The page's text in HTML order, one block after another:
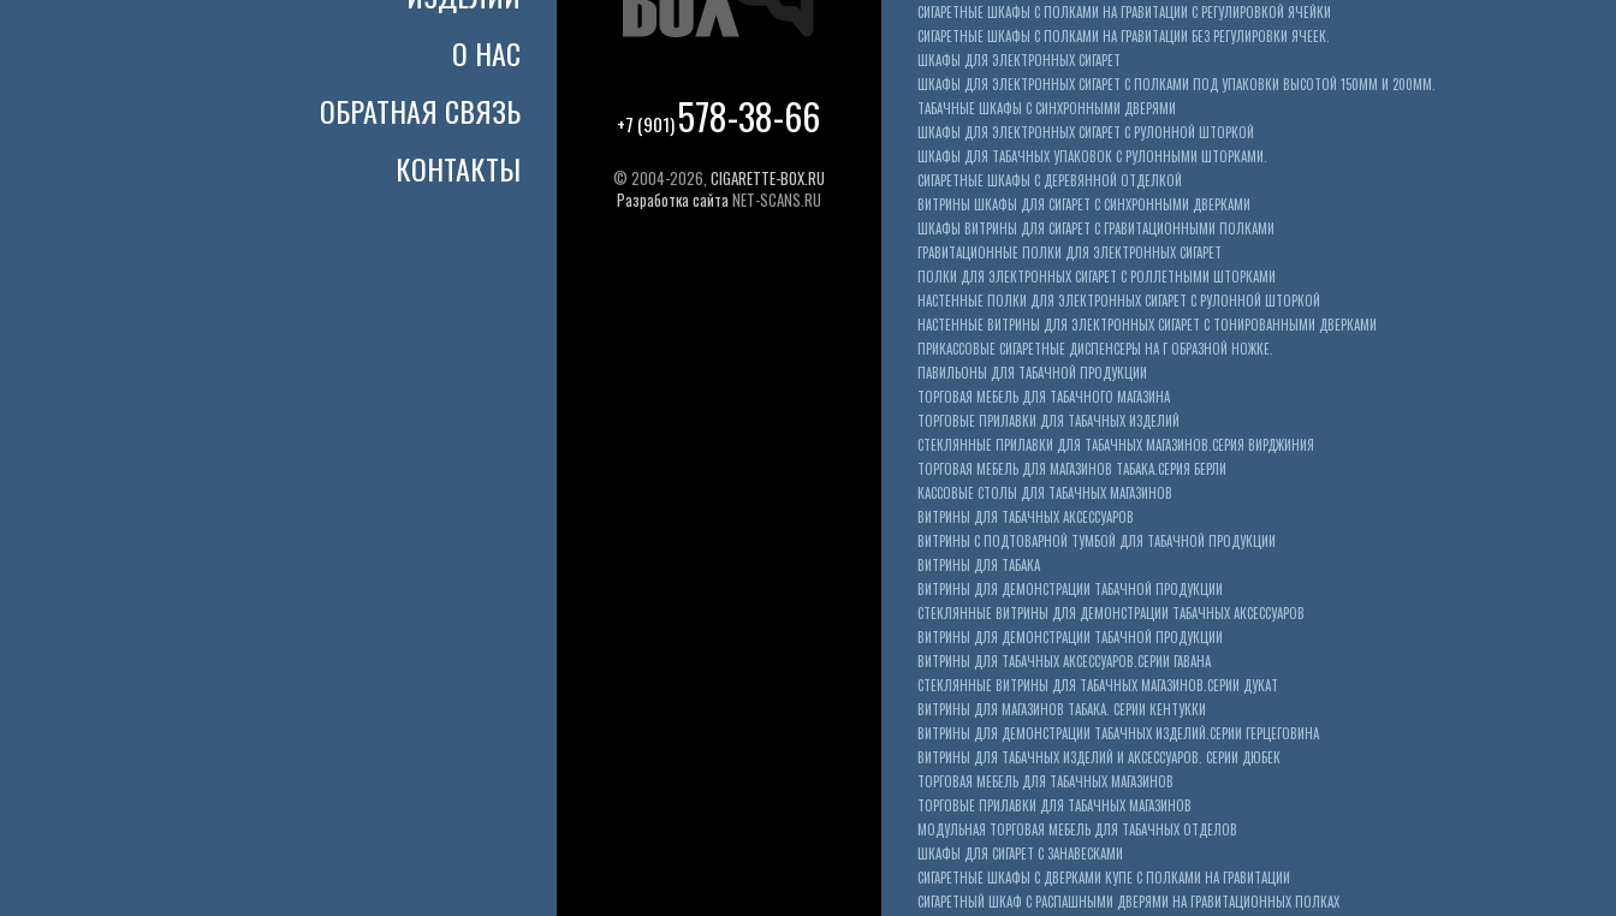
О НАС
ОБРАТНАЯ СВЯЗЬ
КОНТАКТЫ
+7 (901)578-38-66
© 2004-2026, CIGARETTE-BOX.RU
Разработка сайтаNET-SCANS.RU
СИГАРЕТНЫЕ ШКАФЫ С ПОЛКАМИ НА ГРАВИТАЦИИ С РЕГУЛИРОВКОЙ ЯЧЕЙКИ
СИГАРЕТНЫЕ ШКАФЫ С ПОЛКАМИ НА ГРАВИТАЦИИ БЕЗ РЕГУЛИРОВКИ ЯЧЕЕК.
ШКАФЫ ДЛЯ ЭЛЕКТРОННЫХ СИГАРЕТ
ШКАФЫ ДЛЯ ЭЛЕКТРОННЫХ СИГАРЕТ С ПОЛКАМИ ПОД УПАКОВКИ ВЫСОТОЙ 150ММ И 200ММ.
ТАБАЧНЫЕ ШКАФЫ С СИНХРОННЫМИ ДВЕРЯМИ
ШКАФЫ ДЛЯ ЭЛЕКТРОННЫХ СИГАРЕТ С РУЛОННОЙ ШТОРКОЙ
ШКАФЫ ДЛЯ ТАБАЧНЫХ УПАКОВОК С РУЛОННЫМИ ШТОРКАМИ.
СИГАРЕТНЫЕ ШКАФЫ С ДЕРЕВЯННОЙ ОТДЕЛКОЙ
ВИТРИНЫ ШКАФЫ ДЛЯ СИГАРЕТ С СИНХРОННЫМИ ДВЕРКАМИ
ШКАФЫ ВИТРИНЫ ДЛЯ СИГАРЕТ С ГРАВИТАЦИОННЫМИ ПОЛКАМИ
ГРАВИТАЦИОННЫЕ ПОЛКИ ДЛЯ ЭЛЕКТРОННЫХ СИГАРЕТ
ПОЛКИ ДЛЯ ЭЛЕКТРОННЫХ СИГАРЕТ С РОЛЛЕТНЫМИ ШТОРКАМИ
НАСТЕННЫЕ ПОЛКИ ДЛЯ ЭЛЕКТРОННЫХ СИГАРЕТ С РУЛОННОЙ ШТОРКОЙ
НАСТЕННЫЕ ВИТРИНЫ ДЛЯ ЭЛЕКТРОННЫХ СИГАРЕТ С ТОНИРОВАННЫМИ ДВЕРКАМИ
ПРИКАССОВЫЕ СИГАРЕТНЫЕ ДИСПЕНСЕРЫ НА Г ОБРАЗНОЙ НОЖКЕ.
ПАВИЛЬОНЫ ДЛЯ ТАБАЧНОЙ ПРОДУКЦИИ
ТОРГОВАЯ МЕБЕЛЬ ДЛЯ ТАБАЧНОГО МАГАЗИНА
ТОРГОВЫЕ ПРИЛАВКИ ДЛЯ ТАБАЧНЫХ ИЗДЕЛИЙ
СТЕКЛЯННЫЕ ПРИЛАВКИ ДЛЯ ТАБАЧНЫХ МАГАЗИНОВ.СЕРИЯ ВИРДЖИНИЯ
ТОРГОВАЯ МЕБЕЛЬ ДЛЯ МАГАЗИНОВ ТАБАКА.СЕРИЯ БЕРЛИ
КАССОВЫЕ СТОЛЫ ДЛЯ ТАБАЧНЫХ МАГАЗИНОВ
ВИТРИНЫ ДЛЯ ТАБАЧНЫХ АКСЕССУАРОВ
ВИТРИНЫ С ПОДТОВАРНОЙ ТУМБОЙ ДЛЯ ТАБАЧНОЙ ПРОДУКЦИИ
ВИТРИНЫ ДЛЯ ТАБАКА
ВИТРИНЫ ДЛЯ ДЕМОНСТРАЦИИ ТАБАЧНОЙ ПРОДУКЦИИ
СТЕКЛЯННЫЕ ВИТРИНЫ ДЛЯ ДЕМОНСТРАЦИИ ТАБАЧНЫХ АКСЕССУАРОВ
ВИТРИНЫ ДЛЯ ДЕМОНСТРАЦИИ ТАБАЧНОЙ ПРОДУКЦИИ
ВИТРИНЫ ДЛЯ ТАБАЧНЫХ АКСЕССУАРОВ.СЕРИИ ГАВАНА
СТЕКЛЯННЫЕ ВИТРИНЫ ДЛЯ ТАБАЧНЫХ МАГАЗИНОВ.СЕРИИ ДУКАТ
ВИТРИНЫ ДЛЯ МАГАЗИНОВ ТАБАКА. СЕРИИ КЕНТУККИ
ВИТРИНЫ ДЛЯ ДЕМОНСТРАЦИИ ТАБАЧНЫХ ИЗДЕЛИЙ.СЕРИИ ГЕРЦЕГОВИНА
ВИТРИНЫ ДЛЯ ТАБАЧНЫХ ИЗДЕЛИЙ И АКСЕССУАРОВ. СЕРИИ ДЮБЕК
ТОРГОВАЯ МЕБЕЛЬ ДЛЯ ТАБАЧНЫХ МАГАЗИНОВ
ТОРГОВЫЕ ПРИЛАВКИ ДЛЯ ТАБАЧНЫХ МАГАЗИНОВ
МОДУЛЬНАЯ ТОРГОВАЯ МЕБЕЛЬ ДЛЯ ТАБАЧНЫХ ОТДЕЛОВ
ШКАФЫ ДЛЯ СИГАРЕТ С ЗАНАВЕСКАМИ
СИГАРЕТНЫЕ ШКАФЫ С ДВЕРКАМИ КУПЕ С ПОЛКАМИ НА ГРАВИТАЦИИ
СИГАРЕТНЫЙ ШКАФ С РАСПАШНЫМИ ДВЕРЯМИ НА ГРАВИТАЦИОННЫХ ПОЛКАХ